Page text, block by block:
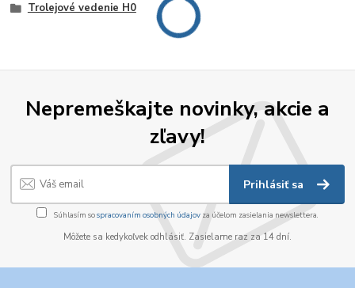
Trolejové vedenie H0
Nepremeškajte novinky, akcie a
zľavy!
Prihlásiť sa
Súhlasím sospracovaním osobných údajov za účelom zasielania newslettera.
Môžete sa kedykoľvek odhlásiť. Zasielame raz za 14 dní.